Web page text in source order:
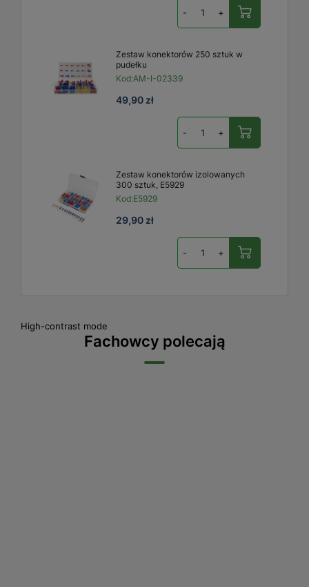
- +
Zestaw konektorów 250 sztuk w
pudełku
Kod:AM-I-02339
49,90 zł
- +
Zestaw konektorów izolowanych
300 sztuk, E5929
Kod:E5929
29,90 zł
- +
High-contrast mode
Fachowcy polecają